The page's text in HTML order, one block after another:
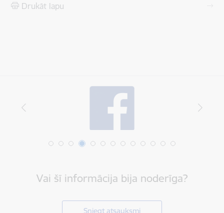
Drukāt lapu
Vai šī informācija bija noderīga?
Sniegt atsauksmi